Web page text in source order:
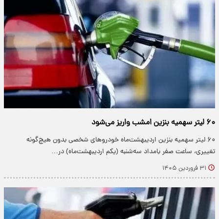
۶۰ لیتر سهمیه بنزین امشب واریز می‌شود
۶۰ لیتر سهمیه بنزین اردیبهشت‌ماه خودروهای شخصی بدون هیچ‌گونه
تغییری، ساعت صفر بامداد سه‌شنبه (یکم اردیبهشت‌ماه) در…
۳۱ فروردین ۱۴۰۵